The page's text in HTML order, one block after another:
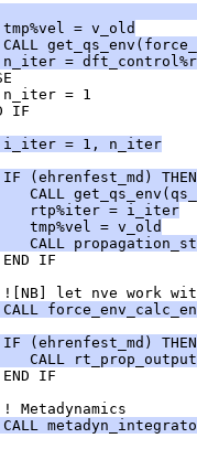
= v_old
=
= 1
IF
= 1, n_iter
(ehrenfest_md) THEN
CALL
rtp%iter = i_iter
tmp%vel = v_old
CALL
IF
let nve work
(ehrenfest_md) THEN
CALL
IF
Metadynamics